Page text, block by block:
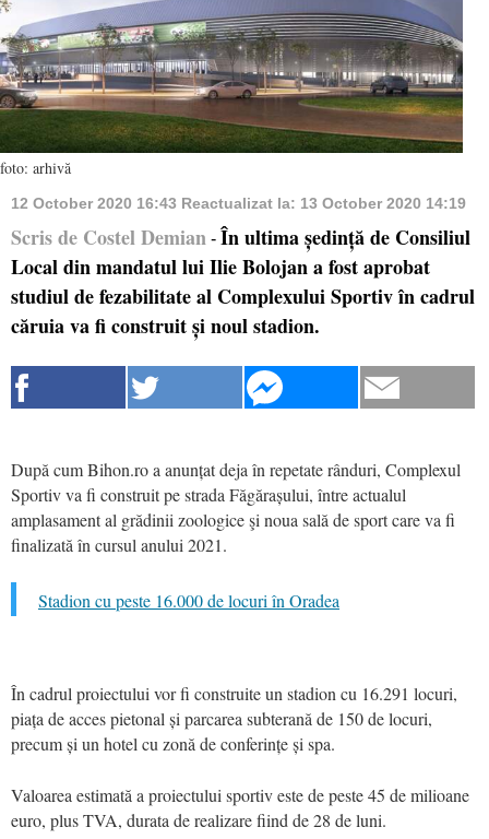
foto: arhivă
12 October 2020 16:43 Reactualizat la: 13 October 2020 14:19
Scris de Costel Demian - În ultima ședință de Consiliul
Local din mandatul lui Ilie Bolojan a fost aprobat
studiul de fezabilitate al Complexului Sportiv în cadrul
căruia va fi construit și noul stadion.
După cum Bihon.ro a anunțat deja în repetate rânduri, Complexul
Sportiv va fi construit pe strada Făgărașului, între actualul
amplasament al grădinii zoologice şi noua sală de sport care va fi
finalizată în cursul anului 2021.
Stadion cu peste 16.000 de locuri în Oradea
În cadrul proiectului vor fi construite un stadion cu 16.291 locuri,
piața de acces pietonal și parcarea subterană de 150 de locuri,
precum și un hotel cu zonă de conferințe și spa.
Valoarea estimată a proiectului sportiv este de peste 45 de milioane
euro, plus TVA, durata de realizare fiind de 28 de luni.